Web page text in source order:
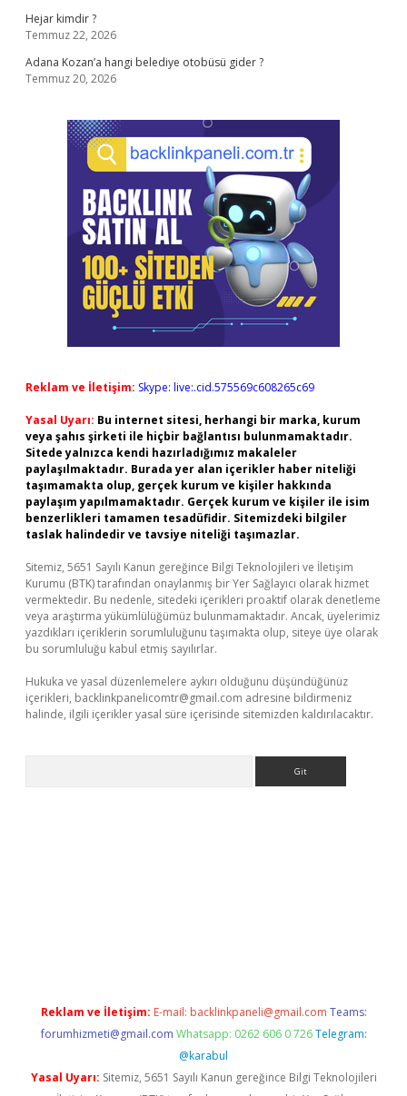
Hejar kimdir ?
Temmuz 22, 2026
Adana Kozan’a hangi belediye otobüsü gider ?
Temmuz 20, 2026
Reklam ve İletişim: Skype: live:.cid.575569c608265c69
Yasal Uyarı: Bu internet sitesi, herhangi bir marka, kurum
veya şahıs şirketi ile hiçbir bağlantısı bulunmamaktadır.
Sitede yalnızca kendi hazırladığımız makaleler
paylaşılmaktadır. Burada yer alan içerikler haber niteliği
taşımamakta olup, gerçek kurum ve kişiler hakkında
paylaşım yapılmamaktadır. Gerçek kurum ve kişiler ile isim
benzerlikleri tamamen tesadüfidir. Sitemizdeki bilgiler
taslak halindedir ve tavsiye niteliği taşımazlar.
Sitemiz, 5651 Sayılı Kanun gereğince Bilgi Teknolojileri ve İletişim
Kurumu (BTK) tarafından onaylanmış bir Yer Sağlayıcı olarak hizmet
vermektedir. Bu nedenle, sitedeki içerikleri proaktif olarak denetleme
veya araştırma yükümlülüğümüz bulunmamaktadır. Ancak, üyelerimiz
yazdıkları içeriklerin sorumluluğunu taşımakta olup, siteye üye olarak
bu sorumluluğu kabul etmiş sayılırlar.
Hukuka ve yasal düzenlemelere aykırı olduğunu düşündüğünüz
içerikleri, backlinkpanelicomtr@gmail.com adresine bildirmeniz
halinde, ilgili içerikler yasal süre içerisinde sitemizden kaldırılacaktır.
Reklam ve İletişim: E-mail: backlinkpaneli@gmail.com Teams:
forumhizmeti@gmail.com Whatsapp: 0262 606 0 726 Telegram:
@karabul
Yasal Uyarı: Sitemiz, 5651 Sayılı Kanun gereğince Bilgi Teknolojileri